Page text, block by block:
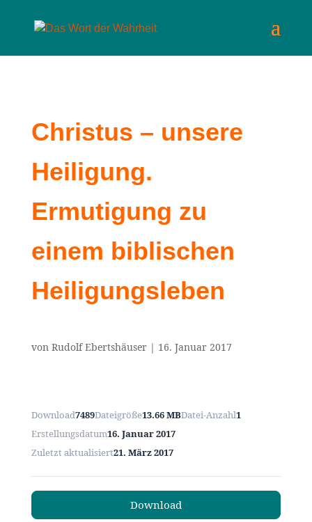
Christus – unsere
Heiligung.
Ermutigung zu
einem biblischen
Heiligungsleben
von Rudolf Ebertshäuser| 16. Januar 2017
Download7489Dateigröße13.66 MBDatei-Anzahl1
Erstellungsdatum16. Januar 2017
Zuletzt aktualisiert21. März 2017
Download